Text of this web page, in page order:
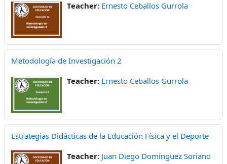
Teacher: Ernesto Ceballos Gurrola
Metodología de Investigación 2
Teacher: Ernesto Ceballos Gurrola
Estrategias Didácticas de la Educación Física y el Deporte
Teacher: Juan Diego Domínguez Soriano